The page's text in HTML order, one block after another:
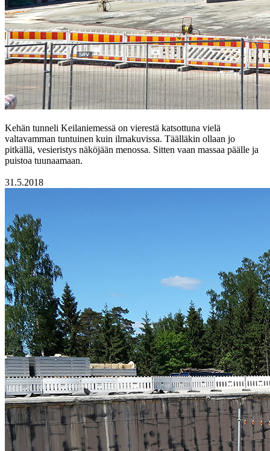
Kehän tunneli Keilaniemessä on vierestä katsottuna vielä
valtavamman tuntuinen kuin ilmakuvissa. Täälläkin ollaan jo
pitkällä, vesieristys näköjään menossa. Sitten vaan massaa päälle ja
puistoa tuunaamaan.
31.5.2018